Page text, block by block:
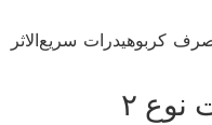
سریع‌الاثر
۲